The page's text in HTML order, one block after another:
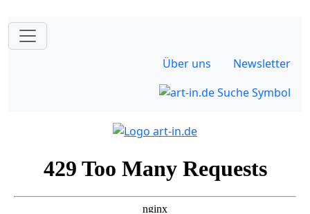
Über uns Newsletter